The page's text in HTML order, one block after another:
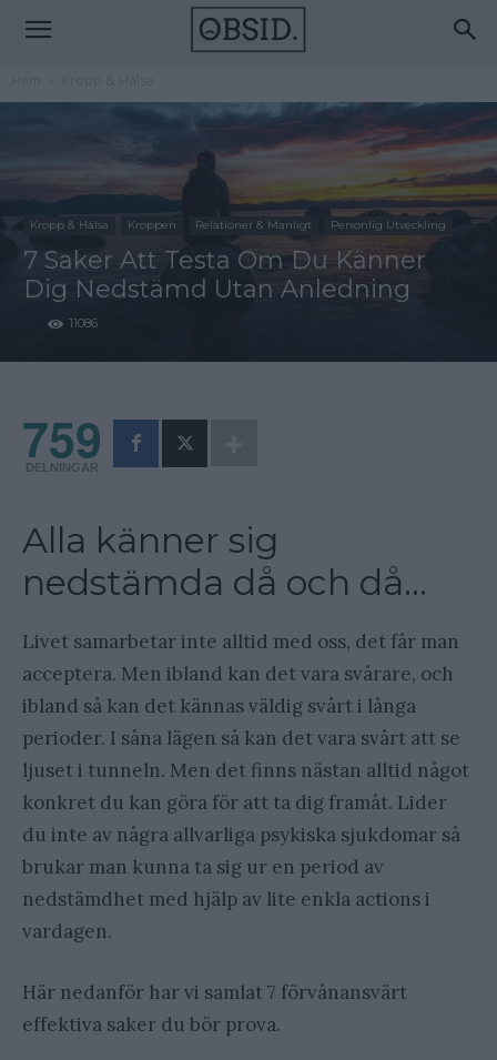
Kropp & Hälsa Kroppen Relationer & Manligt Personlig Utveckling
7 Saker Att Testa Om Du Känner
Dig Nedstämd Utan Anledning
11086
759
DELNINGAR
Alla känner sig
nedstämda då och då…
Livet samarbetar inte alltid med oss, det får man
acceptera. Men ibland kan det vara svårare, och
ibland så kan det kännas väldig svårt i långa
perioder. I såna lägen så kan det vara svårt att se
ljuset i tunneln. Men det finns nästan alltid något
konkret du kan göra för att ta dig framåt. Lider
du inte av några allvarliga psykiska sjukdomar så
brukar man kunna ta sig ur en period av
nedstämdhet med hjälp av lite enkla actions i
vardagen.
Här nedanför har vi samlat 7 förvånansvärt
effektiva saker du bör prova.